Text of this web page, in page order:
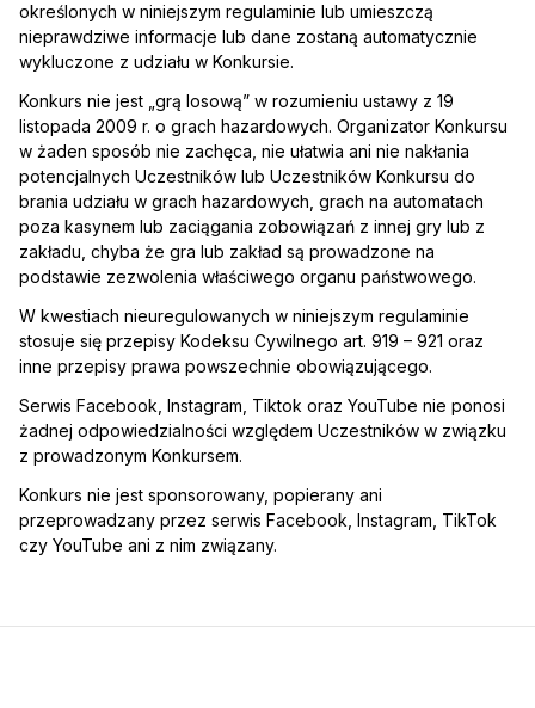
określonych w niniejszym regulaminie lub umieszczą
nieprawdziwe informacje lub dane zostaną automatycznie
wykluczone z udziału w Konkursie.
Konkurs nie jest „grą losową” w rozumieniu ustawy z 19
listopada 2009 r. o grach hazardowych. Organizator Konkursu
w żaden sposób nie zachęca, nie ułatwia ani nie nakłania
potencjalnych Uczestników lub Uczestników Konkursu do
brania udziału w grach hazardowych, grach na automatach
poza kasynem lub zaciągania zobowiązań z innej gry lub z
zakładu, chyba że gra lub zakład są prowadzone na
podstawie zezwolenia właściwego organu państwowego.
W kwestiach nieuregulowanych w niniejszym regulaminie
stosuje się przepisy Kodeksu Cywilnego art. 919 – 921 oraz
inne przepisy prawa powszechnie obowiązującego.
Serwis Facebook, Instagram, Tiktok oraz YouTube nie ponosi
żadnej odpowiedzialności względem Uczestników w związku
z prowadzonym Konkursem.
Konkurs nie jest sponsorowany, popierany ani
przeprowadzany przez serwis Facebook, Instagram, TikTok
czy YouTube ani z nim związany.